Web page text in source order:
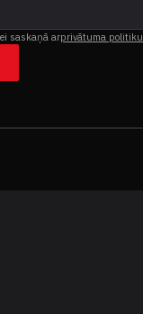
saskaņā arprivātuma politiku